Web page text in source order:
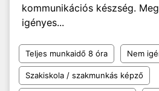
kommunikációs készség.
igényes...
Teljes munkaidő 8 óra Nem
Szakiskola / szakmunkás képző